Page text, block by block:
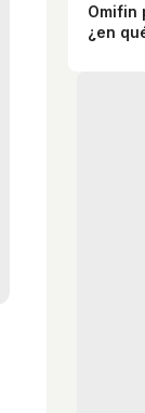
Omifin
¿en